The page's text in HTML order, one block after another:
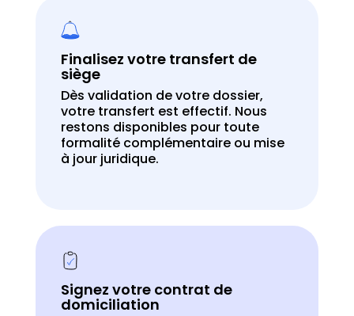
Finalisez votre transfert de
siège
Dès validation de votre dossier,
votre transfert est effectif. Nous
restons disponibles pour toute
formalité complémentaire ou mise
à jour juridique.
Signez votre contrat de
domiciliation